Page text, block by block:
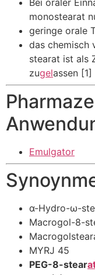
Bei oraler
monostearat
geringe orale
das chemisch
stearat ist als
zugelassen [1]
Emulgator
α-Hydro-ω-
Macrogol-8-
MYRJ 45
PEG-8-stear